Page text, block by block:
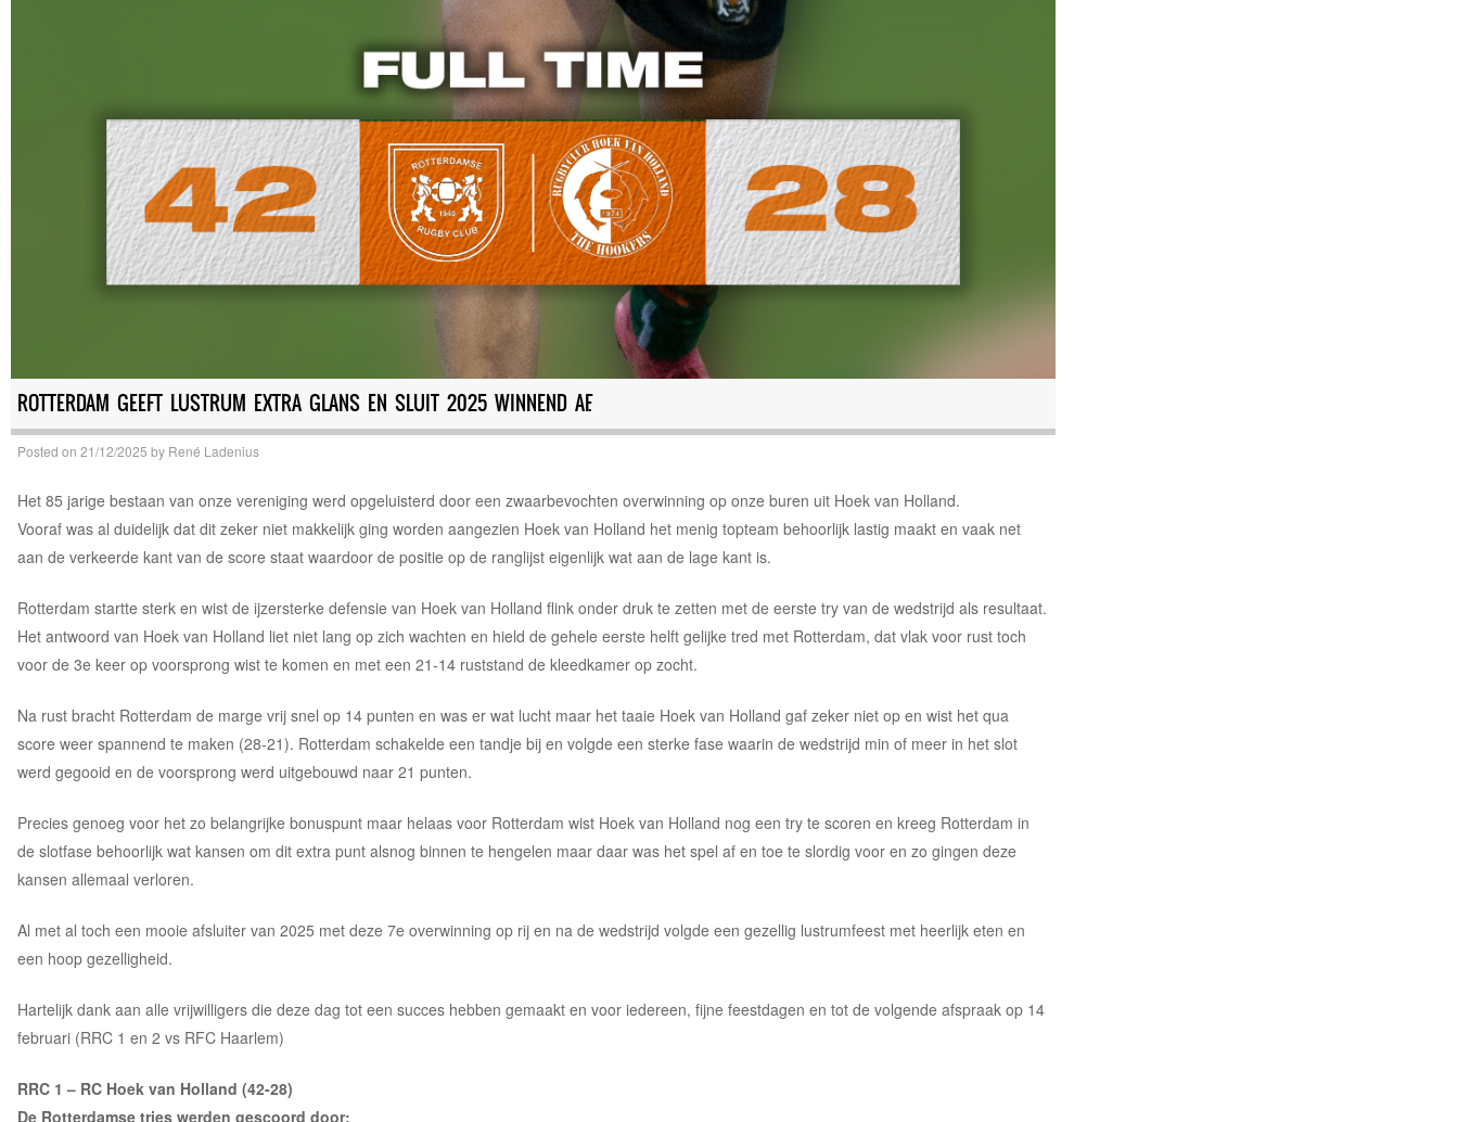
ROTTERDAM GEEFT LUSTRUM EXTRA GLANS EN SLUIT 2025 WINNEND AF.
Posted on 21/12/2025 by René Ladenius
Het 85 jarige bestaan van onze vereniging werd opgeluisterd door een zwaarbevochten overwinning op onze buren uit Hoek van Holland.
Vooraf was al duidelijk dat dit zeker niet makkelijk ging worden aangezien Hoek van Holland het menig topteam behoorlijk lastig maakt en vaak net
aan de verkeerde kant van de score staat waardoor de positie op de ranglijst eigenlijk wat aan de lage kant is.
Rotterdam startte sterk en wist de ijzersterke defensie van Hoek van Holland flink onder druk te zetten met de eerste try van de wedstrijd als resultaat.
Het antwoord van Hoek van Holland liet niet lang op zich wachten en hield de gehele eerste helft gelijke tred met Rotterdam, dat vlak voor rust toch
voor de 3e keer op voorsprong wist te komen en met een 21-14 ruststand de kleedkamer op zocht.
Na rust bracht Rotterdam de marge vrij snel op 14 punten en was er wat lucht maar het taaie Hoek van Holland gaf zeker niet op en wist het qua
score weer spannend te maken (28-21). Rotterdam schakelde een tandje bij en volgde een sterke fase waarin de wedstrijd min of meer in het slot
werd gegooid en de voorsprong werd uitgebouwd naar 21 punten.
Precies genoeg voor het zo belangrijke bonuspunt maar helaas voor Rotterdam wist Hoek van Holland nog een try te scoren en kreeg Rotterdam in
de slotfase behoorlijk wat kansen om dit extra punt alsnog binnen te hengelen maar daar was het spel af en toe te slordig voor en zo gingen deze
kansen allemaal verloren.
Al met al toch een mooie afsluiter van 2025 met deze 7e overwinning op rij en na de wedstrijd volgde een gezellig lustrumfeest met heerlijk eten en
een hoop gezelligheid.
Hartelijk dank aan alle vrijwilligers die deze dag tot een succes hebben gemaakt en voor iedereen, fijne feestdagen en tot de volgende afspraak op 14
februari (RRC 1 en 2 vs RFC Haarlem)
RRC 1 – RC Hoek van Holland (42-28)
De Rotterdamse tries werden gescoord door: